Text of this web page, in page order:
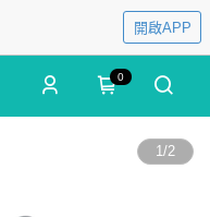
開啟APP
0
1/2